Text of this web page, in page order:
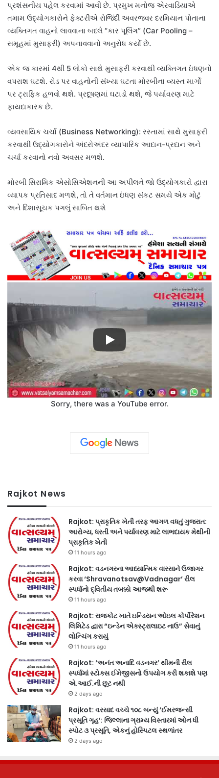
પ્રશંસનીય પહેલ કરવામાં આવી છે. પ્રમુખ મનોજ એરવાડિયાએ
તમામ ઉદ્યોગકારોને ફેક્ટરીએ રોજિંદી અવરજવર દરમિયાન પોતાના
વ્યક્તિગત વાહનો લાવવાના બદલે “કાર પૂલિંગ” (Car Pooling –
સમૂહમાં મુસાફરી) અપનાવવાનો અનુરોધ કર્યો છે.
એક જ કારમાં 4થી 5 લોકો સાથે મુસાફરી કરવાથી વ્યક્તિગત ઇંધણનો
વપરાશ ઘટશે. રોડ પર વાહનોની સંખ્યા ઘટતા મોરબીના વ્યસ્ત માર્ગો
પર ટ્રાફિક હળવો થશે. પ્રદૂષણમાં ઘટાડો થશે, જે પર્યાવરણ માટે
ફાયદાકારક છે.
વ્યવસાયિક ચર્ચા (Business Networking): રસ્તામાં સાથે મુસાફરી
કરવાથી ઉદ્યોગકારોને અંદરોઅંદર વ્યાપારિક આદાન-પ્રદાન અને
ચર્ચા કરવાનો નવો અવસર મળશે.
મોરબી સિરામિક એસોસિએશનની આ અપીલને જો ઉદ્યોગકારો દ્વારા
વ્યાપક પ્રતિસાદ મળશે, તો તે વર્તમાન ઇંધણ સંકટ સમયે એક મોટું
અને દિશાસૂચક પગલું સાબિત થશે
Sorry, there was a YouTube error.
Rajkot News
Rajkot: પ્રાકૃતિક ખેતી તરફ આગળ વધતું ગુજરાત:
આરોગ્ય, ધરતી અને પર્યાવરણ માટે લાભદાયક મેથીની
પ્રાકૃતિક ખેતી
11 hours ago
Rajkot: વડનગરના આધ્યાત્મિક વારસાને ઉજાગર
કરવા ‘Shravanotsav@Vadnagar’ રીલ
સ્પર્ધાનો દ્વિતીય તબક્કો આજથી શરૂ
11 hours ago
Rajkot: રાજકોટ ખાતે ઇન્ડિયન ઓઇલ કોર્પોરેશન
લિમિટેડ દ્વારા “ઇન્ડેન એક્સ્ટ્રાલાઇટ નાઉ” સેવાનું
લોન્ચિંગ કરાયું
11 hours ago
Rajkot: ‘અનંત અનાદિ વડનગર’ થીમની રીલ
સ્પર્ધામાં સ્ટોક્સ ઈમેજીસનો ઉપયોગ કરી શકાશે પણ
એ.આઈ.ની છૂટ નથી
2 days ago
Rajkot: વરસાદ વચ્ચે ૧૦૮ બન્યું ‘ઈમરજન્સી
પ્રસૂતિ ગૃહ’: જિલ્લાના ગ્રામ્ય વિસ્તારમાં ઓન ધી
સ્પોટ ૩ પ્રસૂતિ, એકનું હોસ્પિટલ સ્થળાંતર
2 days ago